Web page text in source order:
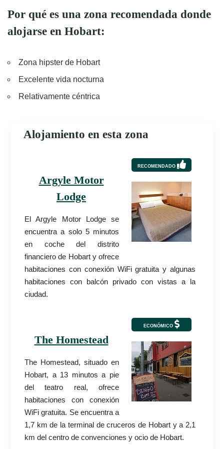
Por qué es una zona recomendada donde
alojarse en Hobart:
Zona hipster de Hobart
Excelente vida nocturna
Relativamente céntrica
Alojamiento en esta zona
RECOMENDADO
Argyle Motor
Lodge
El Argyle Motor Lodge se
encuentra a solo 5 minutos
en coche del distrito
financiero de Hobart y ofrece
habitaciones con conexión WiFi gratuita y algunas
habitaciones con balcón privado con vistas a la
ciudad.
ECONÓMICO
The Homestead
The Homestead, situado en
Hobart, a 13 minutos a pie
del teatro real, ofrece
habitaciones con conexión
WiFi gratuita. Se encuentra a
1,7 km de la terminal de cruceros de Hobart y a 2,1
km del centro de convenciones y ocio de Hobart.